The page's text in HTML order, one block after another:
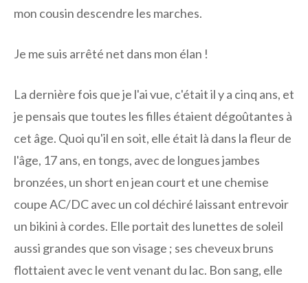
mon cousin descendre les marches.
Je me suis arrêté net dans mon élan !
La dernière fois que je l'ai vue, c'était il y a cinq ans, et
je pensais que toutes les filles étaient dégoûtantes à
cet âge. Quoi qu'il en soit, elle était là dans la fleur de
l'âge, 17 ans, en tongs, avec de longues jambes
bronzées, un short en jean court et une chemise
coupe AC/DC avec un col déchiré laissant entrevoir
un bikini à cordes. Elle portait des lunettes de soleil
aussi grandes que son visage ; ses cheveux bruns
flottaient avec le vent venant du lac. Bon sang, elle